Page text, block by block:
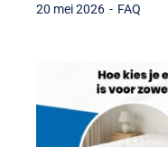
20 mei 2026 - FAQ